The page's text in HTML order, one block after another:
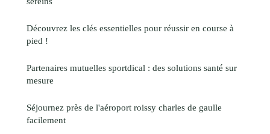
Découvrez les clés essentielles pour réussir en course à
pied !
Partenaires mutuelles sportdical : des solutions santé sur
mesure
Séjournez près de l'aéroport roissy charles de gaulle
facilement